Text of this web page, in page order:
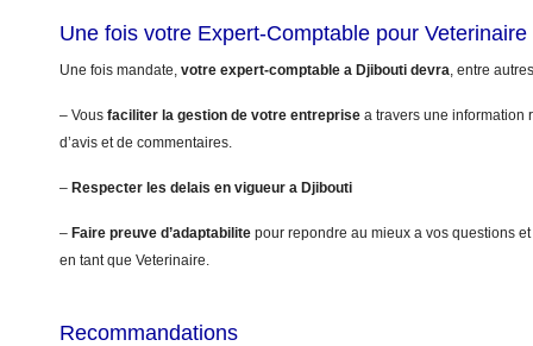
Une fois votre Expert-Comptable pour
Une fois mandate, votre expert-comptable a Djibouti devra, entre
– Vous faciliter la gestion de votre entreprise a travers une information
d’avis et de commentaires.
– Respecter les delais en vigueur a Djibouti
– Faire preuve d’adaptabilite pour repondre au mieux a vos questions
en tant que Veterinaire.
Recommandations